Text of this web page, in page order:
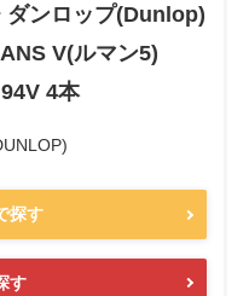
ダンロップ(Dunlop)
V(ルマン5)
4本
探す
す